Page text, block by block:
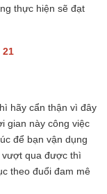
thực hiện sẽ đạt
21
hãy cẩn thận vì đây
gian này công việc
để bạn vận dụng
vượt qua được thì
theo đuổi đam mê